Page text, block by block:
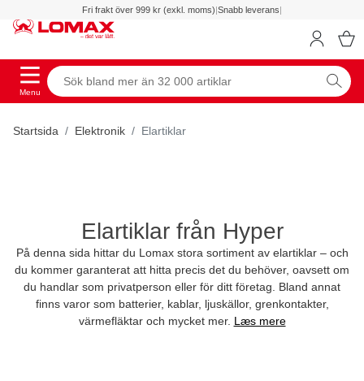
Fri frakt över 999 kr (exkl. moms)|Snabb leverans|
Menu
Startsida Elektronik Elartiklar
Elartiklar från Hyper
På denna sida hittar du Lomax stora sortiment av elartiklar – och
du kommer garanterat att hitta precis det du behöver, oavsett om
du handlar som privatperson eller för ditt företag. Bland annat
finns varor som batterier, kablar, ljuskällor, grenkontakter,
värmefläktar och mycket mer. Læs mere